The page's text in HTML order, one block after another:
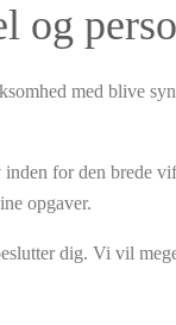
og
med blive
for den brede
opgaver.
dig. Vi vil